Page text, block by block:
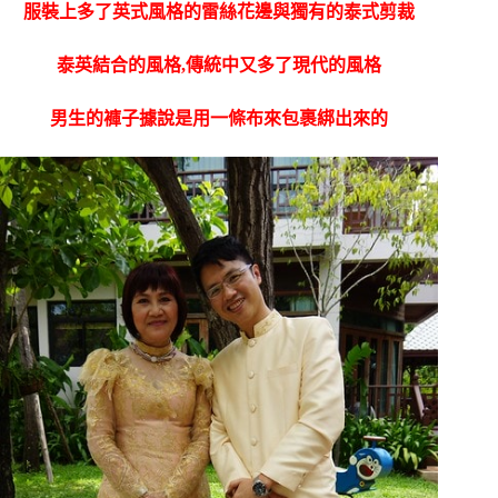
服裝上多了英式風格的雷絲花邊與獨有的泰式剪裁
泰英結合的風格,傳統中又多了現代的風格
男生的褲子據說是用一條布來包裹綁出來的